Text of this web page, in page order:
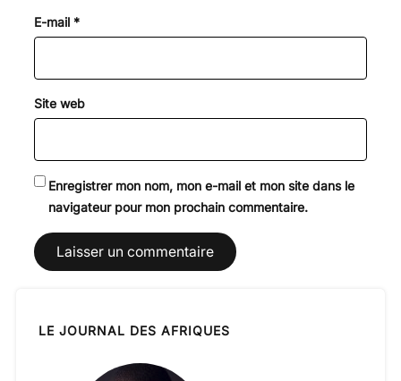
E-mail *
Site web
Enregistrer mon nom, mon e-mail et mon site dans le
navigateur pour mon prochain commentaire.
LE JOURNAL DES AFRIQUES